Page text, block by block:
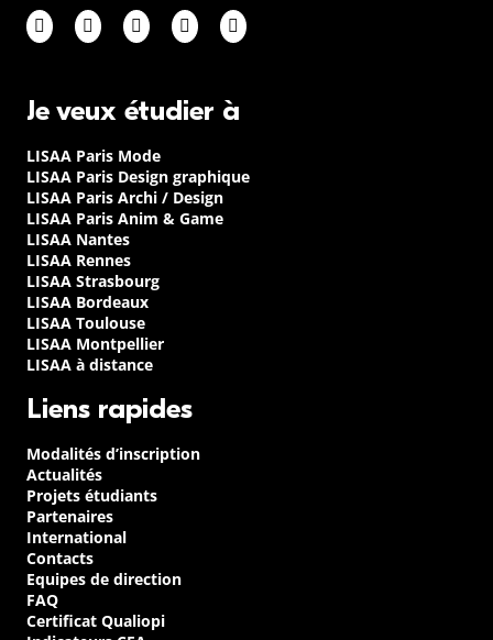
Je veux étudier à
LISAA Paris Mode
LISAA Paris Design graphique
LISAA Paris Archi / Design
LISAA Paris Anim & Game
LISAA Nantes
LISAA Rennes
LISAA Strasbourg
LISAA Bordeaux
LISAA Toulouse
LISAA Montpellier
LISAA à distance
Liens rapides
Modalités d’inscription
Actualités
Projets étudiants
Partenaires
International
Contacts
Equipes de direction
FAQ
Certificat Qualiopi